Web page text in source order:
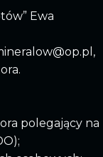
Ewa
polegający na